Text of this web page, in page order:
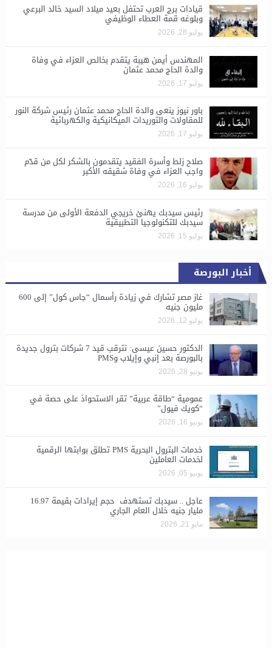
قيادات برج العرب تحتفل بعيد ميلاد السيد خالد البرعي
وبلوغه قمة العطاء الوظيفي
يوليو 28, 2026
المهندس أيمن هيبة يتقدم بخالص العزاء في وفاة
والدة الحاج محمد عثمان
يوليو 17, 2026
باور نيوز ينعى والدة الحاج محمد عثمان رئيس شركة النور
للمقاولات والتوريدات الميكانيكية والكهربائية
يوليو 17, 2026
صلاح زلط وأسرة الفقيد يتقدمون بالشكر لكل من قدّم
واجب العزاء في وفاة شقيقه الأكبر
يوليو 16, 2026
رئيس سيدبك يهنئ خريجي الدفعة الأولى من مدرسة
سيدبك للتكنولوجيا التطبيقية
يوليو 15, 2026
أخبار البورصة
غاز مصر تشارك في زيادة رأسمال “جاس كول” إلى 600
مليون جنيه
يوليو 12, 2026
الدكتور حسين عيسى: نترقب قيد 7 شركات بترول جديدة
بالبورصة بعد إنبي وإيلاب وPMS
يونيو 28, 2026
​عمومية “طاقة عربية” تقر الاستحواذ على حصة في
“كويك فيول”
يونيو 16, 2026
خدمات البترول البحرية PMS تطلق بوابتها الرقمية
لخدمات العاملين
يونيو 05, 2026
عاجل .. سيدبك تستهدف حجم إيرادات بقيمة 16.97
مليار جنيه خلال العام الجاري
مايو 21, 2026